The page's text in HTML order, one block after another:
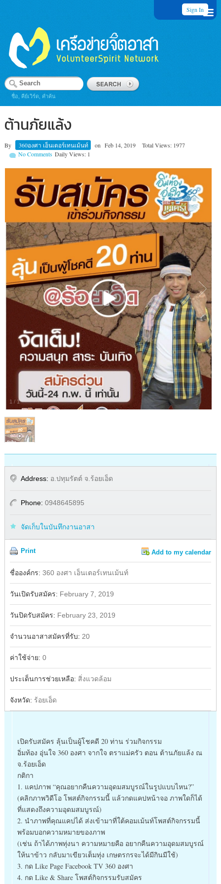
Sign In
ชื่อ, คีย์เวิร์ด, คำค้น
ต้านภัยแล้ง
By 360องศา เอ็นเตอร์เทนเม้นท์ on Feb 14, 2019
Total Views: 1977
Daily Views: 1
No Comments
1 / 1
Address: อ.ปทุมรัตต์ จ.ร้อยเอ็ด
Phone: 0948645895
จัดเก็บในบันทึกงานอาสา
Print Add to my calendar
ชื่อองค์กร: 360 องศา เอ็นเตอร์เทนเม้นท์
วันเปิดรับสมัคร: February 7, 2019
วันปิดรับสมัคร: February 23, 2019
จำนวนอาสาสมัครที่รับ: 20
ค่าใช้จ่าย: 0
ประเด็นการช่วยเหลือ: สิ่งแวดล้อม
จังหวัด: ร้อยเอ็ด
เปิดรับสมัคร ลุ้นเป็นผู้โชคดี 20 ท่าน ร่วมกิจกรรม
อิ่มท้อง อุ่นใจ 360 องศา จากใจ ตราแม่ครัว ตอน ต้านภัยแล้ง ณ
จ.ร้อยเอ็ด
กติกา
1. แคปภาพ “คุณอยากคืนความอุดมสมบูรณ์ในรูปแบบไหน?”
(คลิกภาพวิดีโอ โพสต์กิจกรรมนี้ แล้วกดแคปหน้าจอ ภาพใดก็ได้
ที่แสดงถึงความอุดมสมบูรณ์)
2. นำภาพที่คุณแคปได้ ส่งเข้ามาที่ใต้คอมเม้นท์โพสต์กิจกรรมนี้
พร้อมบอกความหมายของภาพ
(เช่น ถ้าได้ภาพทุ่งนา ความหมายคือ อยากคืนความอุดมสมบูรณ์
ให้นาข้าว กลับมาเขียวเต็มทุ่ง เกษตรกรจะได้มีกินมีใช้)
3. กด Like Page Facebook TV 360 องศา
4. กด Like & Share โพสต์กิจกรรมรับสมัคร